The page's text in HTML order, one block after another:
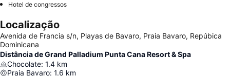
Hotel de congressos
Localização
Avenida de Francia s/n, Playas de Bavaro, Praia Bavaro, Repúbica
Dominicana
Distância de Grand Palladium Punta Cana Resort & Spa
Chocolate: 1.4 km
Praia Bavaro: 1.6 km